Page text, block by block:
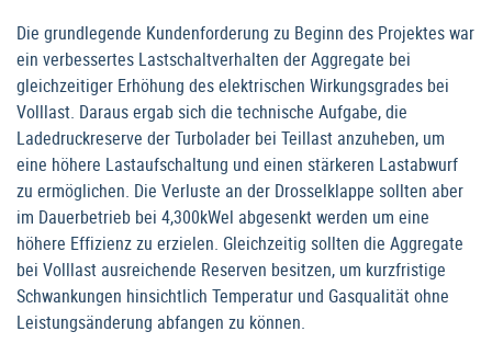
Die grundlegende Kundenforderung zu Beginn des Projektes war
ein verbessertes Lastschaltverhalten der Aggregate bei
gleichzeitiger Erhöhung des elektrischen Wirkungsgrades bei
Volllast. Daraus ergab sich die technische Aufgabe, die
Ladedruckreserve der Turbolader bei Teillast anzuheben, um
eine höhere Lastaufschaltung und einen stärkeren Lastabwurf
zu ermöglichen. Die Verluste an der Drosselklappe sollten aber
im Dauerbetrieb bei 4,300kWel abgesenkt werden um eine
höhere Effizienz zu erzielen. Gleichzeitig sollten die Aggregate
bei Volllast ausreichende Reserven besitzen, um kurzfristige
Schwankungen hinsichtlich Temperatur und Gasqualität ohne
Leistungsänderung abfangen zu können.